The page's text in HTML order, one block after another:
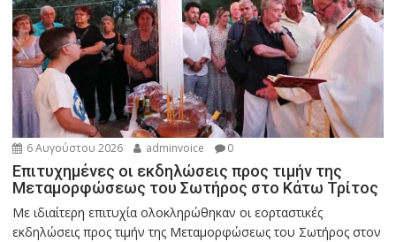
6 Αυγούστου 2026 adminvoice 0
Επιτυχημένες οι εκδηλώσεις προς τιμήν της
Μεταμορφώσεως του Σωτήρος στο Κάτω Τρίτος
Με ιδιαίτερη επιτυχία ολοκληρώθηκαν οι εορταστικές
εκδηλώσεις προς τιμήν της Μεταμορφώσεως του Σωτήρος στον